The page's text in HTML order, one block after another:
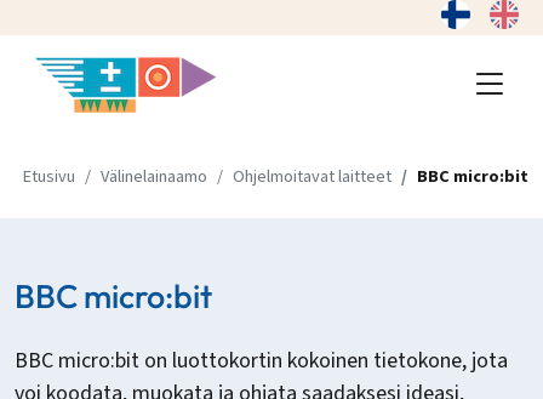
Etusivu Välinelainaamo Ohjelmoitavat laitteet BBC micro:bit
BBC micro:bit
BBC micro:bit on luottokortin kokoinen tietokone, jota